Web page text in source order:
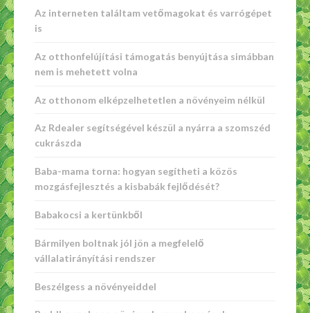
Az interneten találtam vetőmagokat és varrógépet
is
Az otthonfelújítási támogatás benyújtása simábban
nem is mehetett volna
Az otthonom elképzelhetetlen a növényeim nélkül
Az Rdealer segítségével készül a nyárra a szomszéd
cukrászda
Baba-mama torna: hogyan segítheti a közös
mozgásfejlesztés a kisbabák fejlődését?
Babakocsi a kertünkből
Bármilyen boltnak jól jön a megfelelő
vállalatirányítási rendszer
Beszélgess a növényeiddel